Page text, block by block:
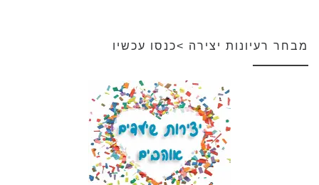
מבחר רעיונות יצירה >כנסו עכשיו